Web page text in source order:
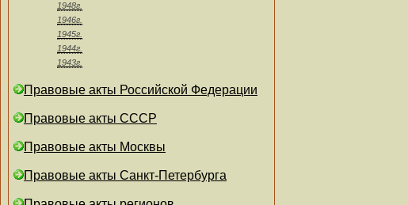
1948г.
1946г.
1945г.
1944г.
1943г.
Правовые акты Российской Федерации
Правовые акты СССР
Правовые акты Москвы
Правовые акты Санкт-Петербурга